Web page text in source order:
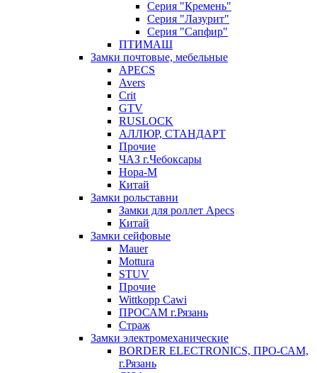
Серия "Кремень"
Серия "Лазурит"
Серия "Сапфир"
ПТИМАШ
Замки почтовые, мебельные
APECS
Avers
Crit
GTV
RUSLOCK
АЛЛЮР, СТАНДАРТ
Прочие
ЧАЗ г.Чебоксары
Нора-М
Китай
Замки рольставни
Замки для роллет Apecs
Китай
Замки сейфовые
Mauer
Mottura
STUV
Прочие
Wittkopp Cawi
ПРОСАМ г.Рязань
Страж
Замки электромеханические
BORDER ELECTRONICS, ПРО-САМ,
г.Рязань